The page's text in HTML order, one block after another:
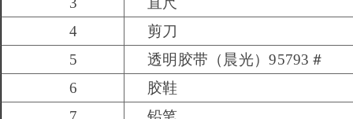
4
剪刀
5
透明胶带（晨光）95793＃
6
胶鞋